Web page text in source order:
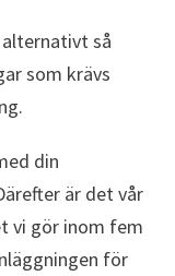
så
som krävs
din
är det vår
vi gör inom fem
för